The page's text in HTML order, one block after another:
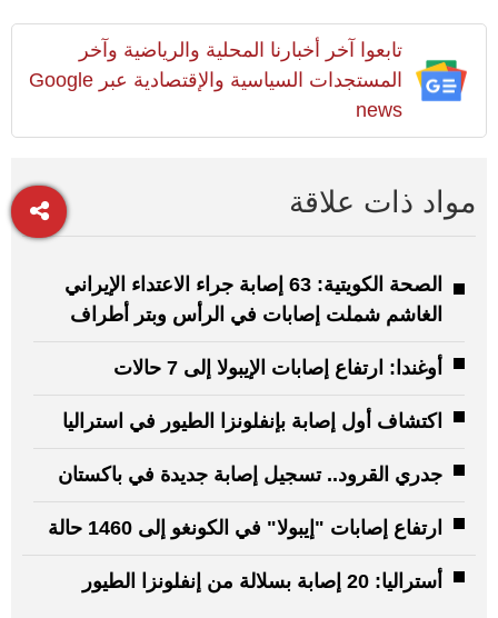
تابعوا آخر أخبارنا المحلية والرياضية وآخر
المستجدات السياسية والإقتصادية عبر Google
news
مواد ذات علاقة
الصحة الكويتية: 63 إصابة جراء الاعتداء الإيراني
الغاشم شملت إصابات في الرأس وبتر أطراف
أوغندا: ارتفاع إصابات الإيبولا إلى 7 حالات
اكتشاف أول إصابة بإنفلونزا الطيور في استراليا
جدري القرود.. تسجيل إصابة جديدة في باكستان
ارتفاع إصابات "إيبولا" في الكونغو إلى 1460 حالة
أستراليا: 20 إصابة بسلالة من إنفلونزا الطيور